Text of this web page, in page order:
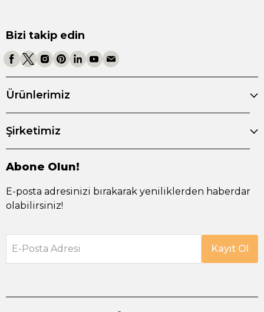
Bizi takip edin
Ürünlerimiz
Şirketimiz
Abone Olun!
E-posta adresinizi bırakarak yeniliklerden haberdar
olabilirsiniz!
E-Posta Adresi Kayıt Ol